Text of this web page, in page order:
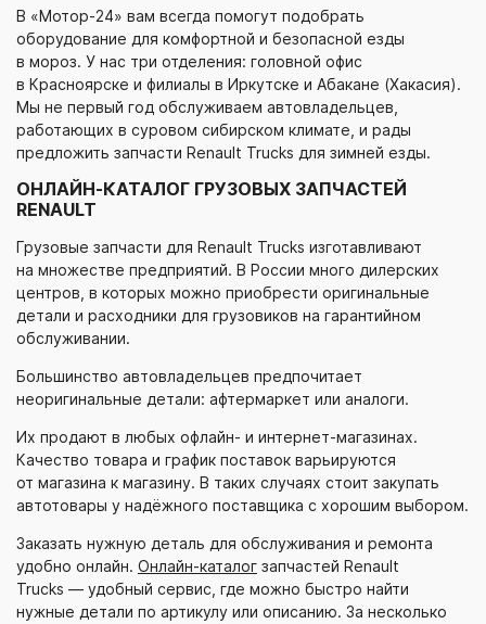
В «Мотор-24» вам всегда помогут подобрать
оборудование для комфортной и безопасной езды
в мороз. У нас три отделения: головной офис
в Красноярске и филиалы в Иркутске и Абакане (Хакасия).
Мы не первый год обслуживаем автовладельцев,
работающих в суровом сибирском климате, и рады
предложить запчасти Renault Trucks для зимней езды.
ОНЛАЙН-КАТАЛОГ ГРУЗОВЫХ ЗАПЧАСТЕЙ
RENAULT
Грузовые запчасти для Renault Trucks изготавливают
на множестве предприятий. В России много дилерских
центров, в которых можно приобрести оригинальные
детали и расходники для грузовиков на гарантийном
обслуживании.
Большинство автовладельцев предпочитает
неоригинальные детали: афтермаркет или аналоги.
Их продают в любых офлайн- и интернет-магазинах.
Качество товара и график поставок варьируются
от магазина к магазину. В таких случаях стоит закупать
автотовары у надёжного поставщика с хорошим выбором.
Заказать нужную деталь для обслуживания и ремонта
удобно онлайн. Онлайн-каталог запчастей Renault
Trucks — удобный сервис, где можно быстро найти
нужные детали по артикулу или описанию. За несколько